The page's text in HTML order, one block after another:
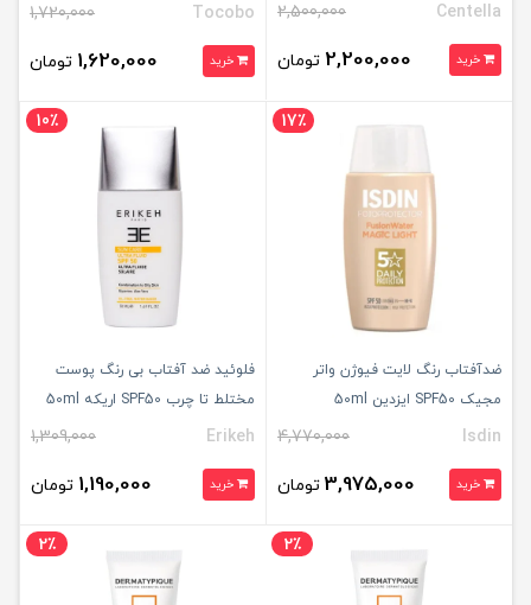
Centella
2,500,000
خرید 2,200,000 تومان
Tocobo
1,720,000
خرید 1,620,000 تومان
17٪
ضدآفتاب رنگ لایت فیوژن واتر
مجیک SPF50 ایزدین 50ml
Isdin
4,770,000
خرید 3,975,000 تومان
10٪
فلوئید ضد آفتاب بی‌ رنگ پوست
مختلط تا چرب SPF50 اریکه 50ml
Erikeh
1,309,000
خرید 1,190,000 تومان
2٪ 2٪